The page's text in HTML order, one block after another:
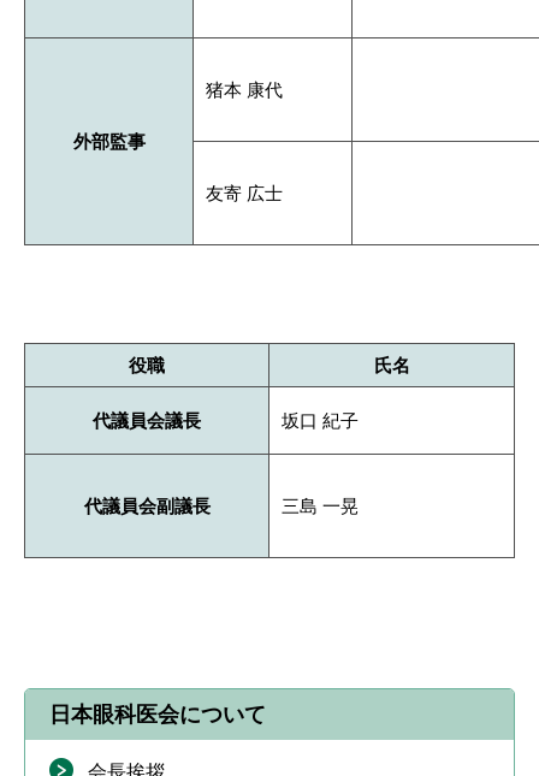
外部監事
猪本 康代
友寄 広士
役職 氏名
代議員会議長 坂口 紀子
代議員会副議長 三島 一晃
日本眼科医会について
会長挨拶